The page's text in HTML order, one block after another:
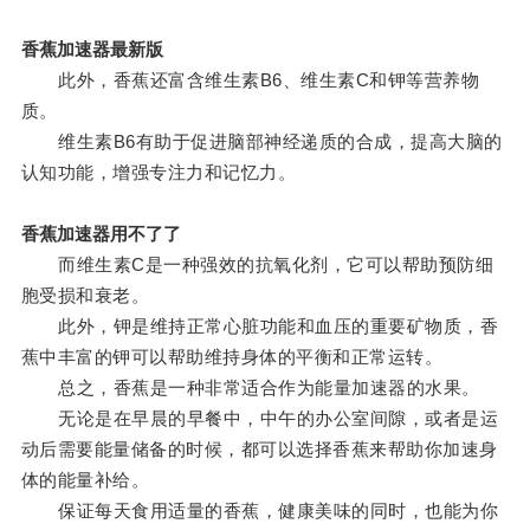
香蕉加速器最新版
此外，香蕉还富含维生素B6、维生素C和钾等营养物
质。
维生素B6有助于促进脑部神经递质的合成，提高大脑的
认知功能，增强专注力和记忆力。
香蕉加速器用不了了
而维生素C是一种强效的抗氧化剂，它可以帮助预防细
胞受损和衰老。
此外，钾是维持正常心脏功能和血压的重要矿物质，香
蕉中丰富的钾可以帮助维持身体的平衡和正常运转。
总之，香蕉是一种非常适合作为能量加速器的水果。
无论是在早晨的早餐中，中午的办公室间隙，或者是运
动后需要能量储备的时候，都可以选择香蕉来帮助你加速身
体的能量补给。
保证每天食用适量的香蕉，健康美味的同时，也能为你